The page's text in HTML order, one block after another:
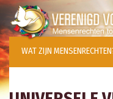
WAT ZIJN